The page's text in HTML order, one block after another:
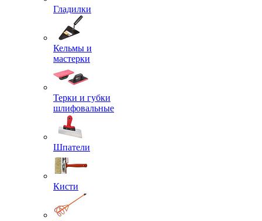
Гладилки
Кельмы и
мастерки
Терки и губки
шлифовальные
Шпатели
Кисти